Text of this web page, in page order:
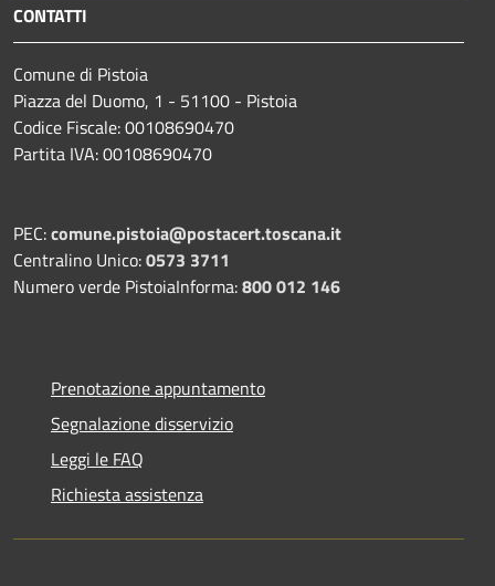
CONTATTI
Comune di Pistoia
Piazza del Duomo, 1 - 51100 - Pistoia
Codice Fiscale: 00108690470
Partita IVA: 00108690470
PEC:comune.pistoia@postacert.toscana.it
Centralino Unico:0573 3711
Numero verde PistoiaInforma:800 012 146
Prenotazione appuntamento
Segnalazione disservizio
Leggi le FAQ
Richiesta assistenza